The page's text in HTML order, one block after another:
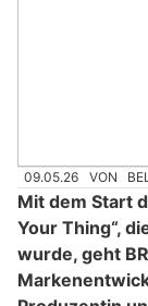
09.05.26 VON
Mit dem Start
Your Thing“,
wurde, geht